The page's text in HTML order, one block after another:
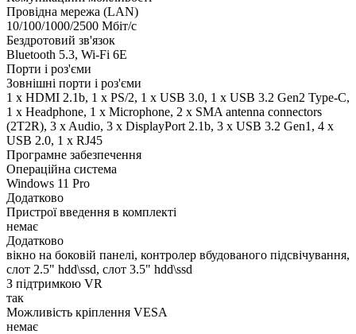
Провідна мережа (LAN)
10/100/1000/2500 Мбіт/с
Бездротовий зв'язок
Bluetooth 5.3, Wi-Fi 6E
Порти і роз'єми
Зовнішні порти і роз'єми
1 x HDMI 2.1b, 1 x PS/2, 1 x USB 3.0, 1 x USB 3.2 Gen2 Type-C,
1 x Нeadphone, 1 х Microphone, 2 x SMA antenna connectors
(2T2R), 3 x Audio, 3 x DisplayPort 2.1b, 3 x USB 3.2 Gen1, 4 x
USB 2.0, 1 x RJ45
Програмне забезпечення
Операційна система
Windows 11 Pro
Додатково
Пристрої введення в комплекті
немає
Додатково
вікно на боковій панелі, контролер вбудованого підсвічування,
слот 2.5" hdd\ssd, слот 3.5" hdd\ssd
З підтримкою VR
так
Можливість кріплення VESA
немає